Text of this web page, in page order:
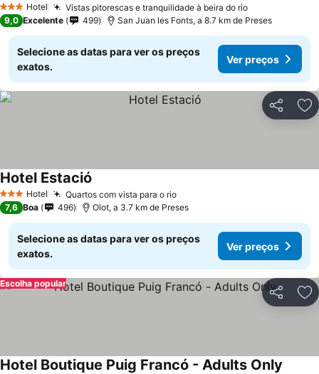
3 EstrelasHotel Vistas pitorescas e tranquilidade à beira do rioVer preços
9,0 Excelente 499 San Juan les Fonts, a 8.7 km de Preses
Selecione as datas para ver os preços
exatos.
Ver preços
Partilhar
3 EstrelasHotel Quartos com vista para o rioVer preços
Hotel Estació
7,6 Boa 496 Olot, a 3.7 km de Preses
Selecione as datas para ver os preços
exatos.
Ver preços
Partilhar
Escolha popular
Hotel Boutique Puig Francó - Adults Only